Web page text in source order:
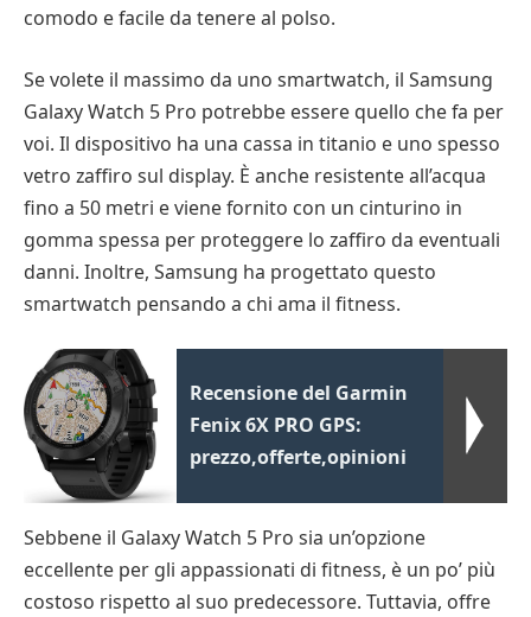
comodo e facile da tenere al polso.
Se volete il massimo da uno smartwatch, il Samsung
Galaxy Watch 5 Pro potrebbe essere quello che fa per
voi. Il dispositivo ha una cassa in titanio e uno spesso
vetro zaffiro sul display. È anche resistente all’acqua
fino a 50 metri e viene fornito con un cinturino in
gomma spessa per proteggere lo zaffiro da eventuali
danni. Inoltre, Samsung ha progettato questo
smartwatch pensando a chi ama il fitness.
Recensione del Garmin
Fenix 6X PRO GPS:
prezzo,offerte,opinioni
Sebbene il Galaxy Watch 5 Pro sia un’opzione
eccellente per gli appassionati di fitness, è un po’ più
costoso rispetto al suo predecessore. Tuttavia, offre